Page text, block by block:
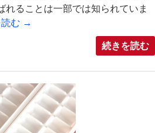
れることは一部では知られていま
む →
続きを読む